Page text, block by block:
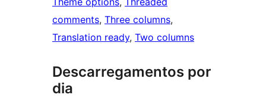
comments, Three columns
Translation ready, Two columns
Descarregamentos por
dia